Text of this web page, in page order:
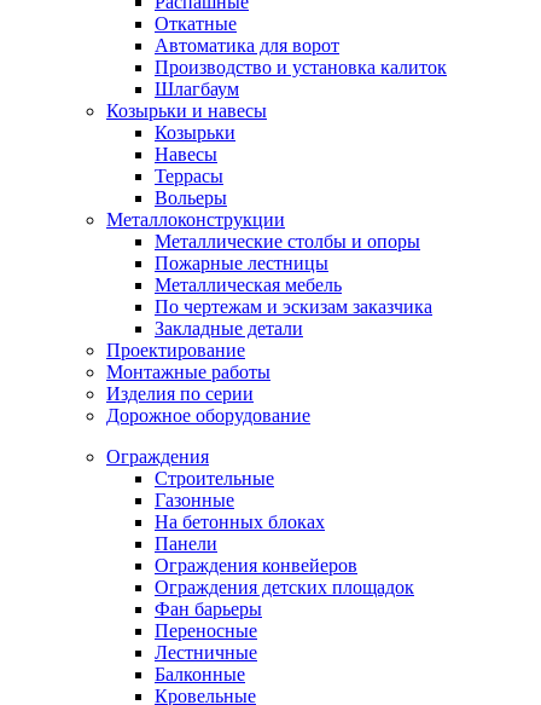
Откатные
Автоматика для ворот
Производство и установка калиток
Шлагбаум
Козырьки и навесы
Козырьки
Навесы
Террасы
Вольеры
Металлоконструкции
Металлические столбы и опоры
Пожарные лестницы
Металлическая мебель
По чертежам и эскизам заказчика
Закладные детали
Проектирование
Монтажные работы
Изделия по серии
Дорожное оборудование
Ограждения
Строительные
Газонные
На бетонных блоках
Панели
Ограждения конвейеров
Ограждения детских площадок
Фан барьеры
Переносные
Лестничные
Балконные
Кровельные